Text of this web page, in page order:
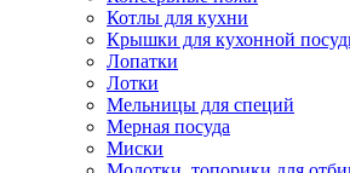
Котлы для кухни
Крышки для кухонной
Лопатки
Лотки
Мельницы для специй
Мерная посуда
Миски